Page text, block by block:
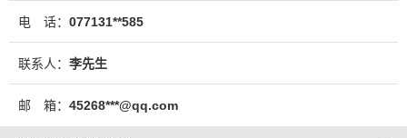
电 话： 077131**585
联系人： 李先生
邮 箱： 45268***@qq.com